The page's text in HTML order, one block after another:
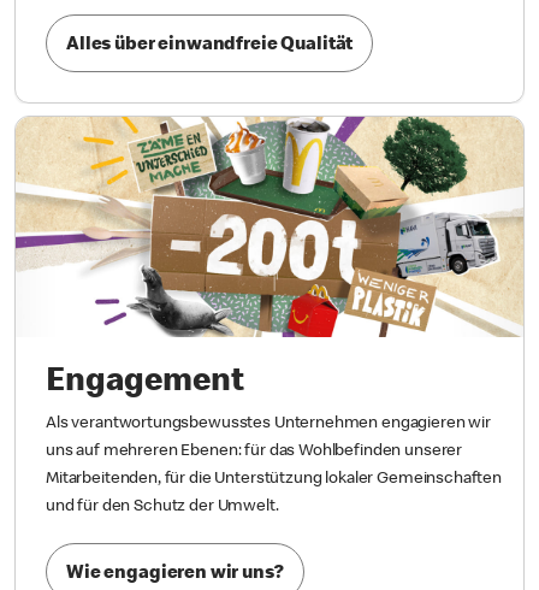
Alles über einwandfreie Qualität
Engagement
Als verantwortungsbewusstes Unternehmen engagieren wir
uns auf mehreren Ebenen: für das Wohlbefinden unserer
Mitarbeitenden, für die Unterstützung lokaler Gemeinschaften
und für den Schutz der Umwelt.
Wie engagieren wir uns?